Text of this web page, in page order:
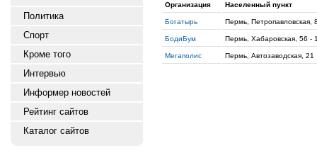
Политика
Спорт
Кроме того
Интервью
Информер новостей
Рейтинг сайтов
Каталог сайтов
Организация Населенный пункт
Богатырь Пермь, Петропавловская,
БодиБум Пермь, Хабаровская, 56 -
Мегаполис Пермь, Автозаводская, 21